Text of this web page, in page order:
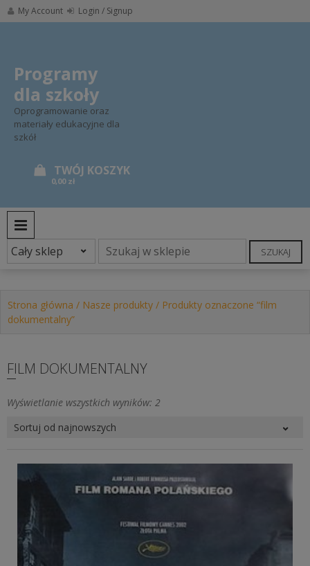
Skip
to
My Account Login / Signup
Programy
dla szkoły
Oprogramowanie oraz
materiały edukacyjne dla
szkół
0,00 zł
SZUKAJ
Strona główna / Nasze produkty / Produkty oznaczone “film
dokumentalny”
FILM DOKUMENTALNY
Wyświetlanie wszystkich wyników: 2